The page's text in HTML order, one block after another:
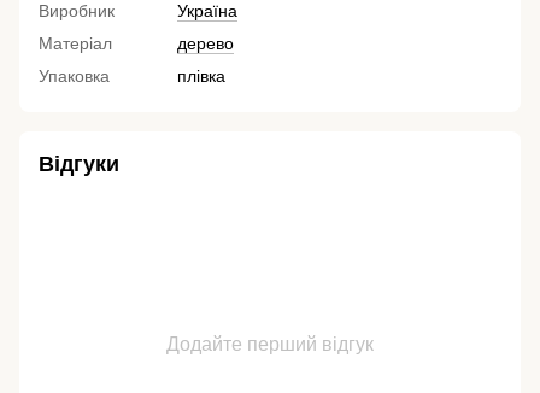
Виробник
Україна
Матеріал
дерево
Упаковка
плівка
Відгуки
Додайте перший відгук